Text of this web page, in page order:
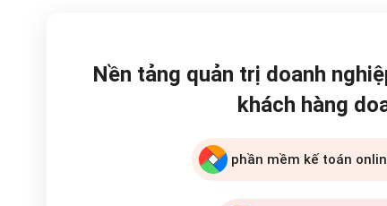
Nền tảng quản trị doanh
khách hàng
phần mềm kế toán